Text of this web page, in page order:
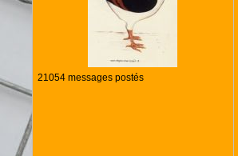
21054 messages postés